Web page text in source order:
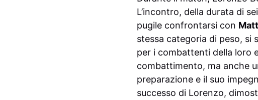
L’incontro, della durata di
pugile confrontarsi con
stessa categoria di peso, si
per i combattenti della loro
combattimento, ma anche
preparazione e il suo
successo di Lorenzo,